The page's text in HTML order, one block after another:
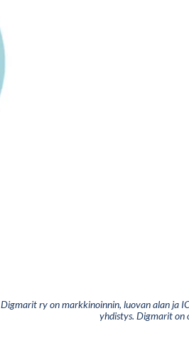
Digmarit ry on markkinoinnin, luovan alan ja
yhdistys. Digmarit on